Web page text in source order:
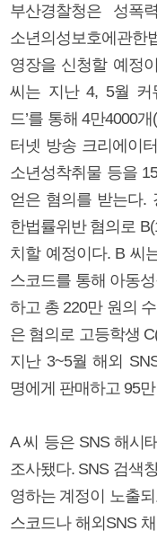
부산경찰청은 성폭
소년의성보호에관한
영장을 신청할 예정
씨는 지난 4, 5월 커
드’를 통해 4만4000
터넷 방송 크리에이
소년성착취물 등을
얻은 혐의를 받는다.
한법률위반 혐의로
치할 예정이다. B 씨
스코드를 통해 아동
하고 총 220만 원의
은 혐의로 고등학생
지난 3~5월 해외
명에게 판매하고 95
A 씨 등은 SNS 해시
조사됐다. SNS 검색
영하는 계정이 노출
스코드나 해외SNS